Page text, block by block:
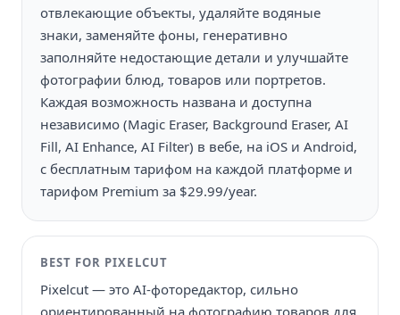
отвлекающие объекты, удаляйте водяные
знаки, заменяйте фоны, генеративно
заполняйте недостающие детали и улучшайте
фотографии блюд, товаров или портретов.
Каждая возможность названа и доступна
независимо (Magic Eraser, Background Eraser, AI
Fill, AI Enhance, AI Filter) в вебе, на iOS и Android,
с бесплатным тарифом на каждой платформе и
тарифом Premium за $29.99/year.
BEST FOR PIXELCUT
Pixelcut — это AI-фоторедактор, сильно
ориентированный на фотографию товаров для